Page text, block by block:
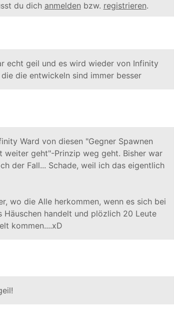
du dich anmelden bzw. registrieren.
echt geil und es wird wieder von Infinity
die entwickeln sind immer besser
Ward von diesen "Gegner Spawnen
weiter geht"-Prinzip weg geht. Bisher war
der Fall... Schade, weil ich das eigentlich
wo die Alle herkommen, wenn es sich bei
Häuschen handelt und plözlich 20 Leute
kommen....xD